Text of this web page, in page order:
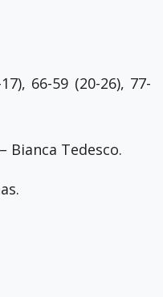
66-59 (20-26), 77-
Bianca Tedesco.